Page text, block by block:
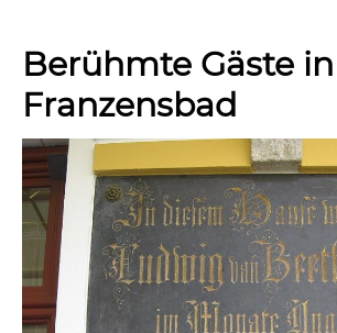
Berühmte Gäste in
Franzensbad